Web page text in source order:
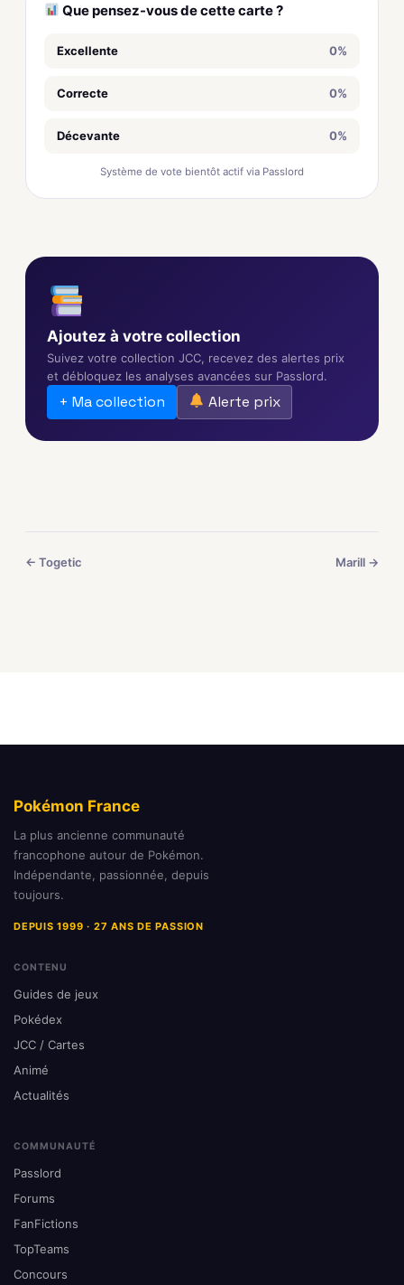
Que pensez-vous de cette carte ?
Excellente 0%
Correcte 0%
Décevante 0%
Système de vote bientôt actif via Passlord
Ajoutez à votre collection
Suivez votre collection JCC, recevez des alertes prix
et débloquez les analyses avancées sur Passlord.
+ Ma collection Alerte prix
← Togetic Marill →
Pokémon France
La plus ancienne communauté
francophone autour de Pokémon.
Indépendante, passionnée, depuis
toujours.
DEPUIS 1999 · 27 ANS DE PASSION
CONTENU
Guides de jeux
Pokédex
JCC / Cartes
Animé
Actualités
COMMUNAUTÉ
Passlord
Forums
FanFictions
TopTeams
Concours